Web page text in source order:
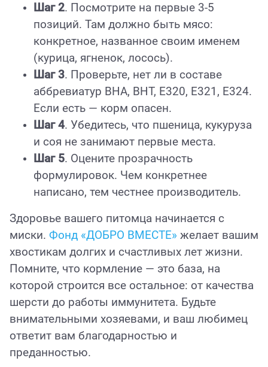
Шаг 2. Посмотрите на первые 3-5
позиций. Там должно быть мясо:
конкретное, названное своим именем
(курица, ягненок, лосось).
Шаг 3. Проверьте, нет ли в составе
аббревиатур BHA, BHT, E320, E321, E324.
Если есть — корм опасен.
Шаг 4. Убедитесь, что пшеница, кукуруза
и соя не занимают первые места.
Шаг 5. Оцените прозрачность
формулировок. Чем конкретнее
написано, тем честнее производитель.
Здоровье вашего питомца начинается с
миски. Фонд «ДОБРО ВМЕСТЕ» желает вашим
хвостикам долгих и счастливых лет жизни.
Помните, что кормление — это база, на
которой строится все остальное: от качества
шерсти до работы иммунитета. Будьте
внимательными хозяевами, и ваш любимец
ответит вам благодарностью и
преданностью.